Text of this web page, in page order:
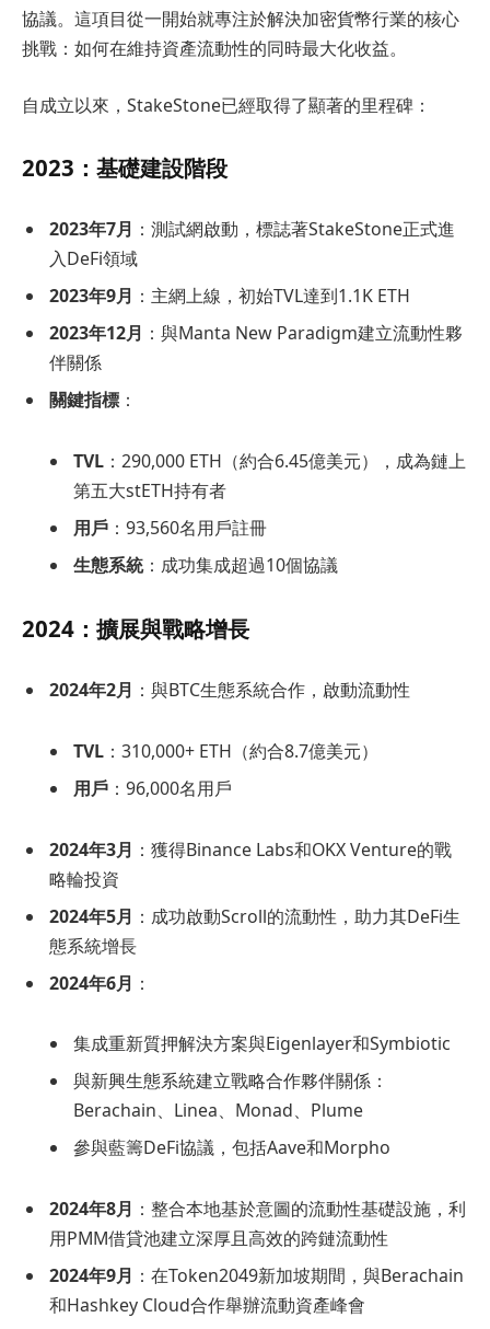
協議。這項目從一開始就專注於解決加密貨幣行業的核心
挑戰：如何在維持資產流動性的同時最大化收益。
自成立以來，StakeStone已經取得了顯著的里程碑：
2023：基礎建設階段
2023年7月 ：測試網啟動，標誌著StakeStone正式進
入DeFi領域
2023年9月 ：主網上線，初始TVL達到1.1K ETH
2023年12月 ：與Manta New Paradigm建立流動性夥
伴關係
關鍵指標 ：
TVL ：290,000 ETH（約合6.45億美元），成為鏈上
第五大stETH持有者
用戶 ：93,560名用戶註冊
生態系統：成功集成超過10個協議
2024：擴展與戰略增長
2024年2月 ：與BTC生態系統合作，啟動流動性
TVL ：310,000+ ETH（約合8.7億美元）
用戶 ：96,000名用戶
2024年3月 ：獲得Binance Labs和OKX Venture的戰
略輪投資
2024年5月 ：成功啟動Scroll的流動性，助力其DeFi生
態系統增長
2024年6月 ：
集成重新質押解決方案與Eigenlayer和Symbiotic
與新興生態系統建立戰略合作夥伴關係：
Berachain、Linea、Monad、Plume
參與藍籌DeFi協議，包括Aave和Morpho
2024年8月 ：整合本地基於意圖的流動性基礎設施，利
用PMM借貸池建立深厚且高效的跨鏈流動性
2024年9月 ：在Token2049新加坡期間，與Berachain
和Hashkey Cloud合作舉辦流動資產峰會